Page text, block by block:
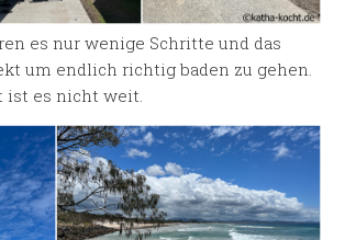
es nur wenige Schritte und das
um endlich richtig baden zu gehen.
ist es nicht weit.